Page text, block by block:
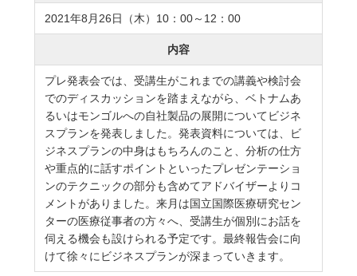
2021年8月26日（木）10：00～12：00
内容
プレ発表会では、受講生がこれまでの講義や検討会
でのディスカッションを踏まえながら、ベトナムあ
るいはモンゴルへの自社製品の展開についてビジネ
スプランを発表しました。発表資料については、ビ
ジネスプランの中身はもちろんのこと、分析の仕方
や重点的に話すポイントといったプレゼンテーショ
ンのテクニックの部分も含めてアドバイザーよりコ
メントがありました。来月は国立国際医療研究セン
ターの医療従事者の方々へ、受講生が個別にお話を
伺える機会も設けられる予定です。最終報告会に向
けて徐々にビジネスプランが深まっていきます。